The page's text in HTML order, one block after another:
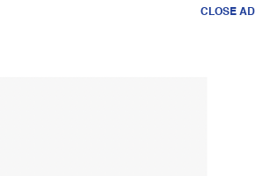
CLOSE AD